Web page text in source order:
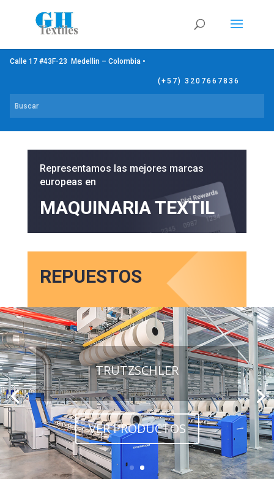
Calle 17 #43F-23 Medellin – Colombia •
(+57) 3207667836
Representamos las mejores marcas
europeas en
MAQUINARIA TEXTIL
REPUESTOS
TRUTZSCHLER
VER PRODUCTOS